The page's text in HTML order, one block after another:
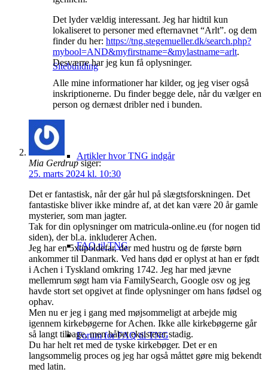
Sitebuilding
Artikler hvor TNG indgår
FAQ til TNG
Forum for FAQ til TNG
Det lyder vældig interessant. Jeg har hidtil kun
lokaliseret to personer med efternavnet “Arlt”. og dem
finder du her: https://tng.stegemueller.dk/search.php?
mybool=AND&myfirstname=&mylastname=arlt.
Desværre har jeg kun få oplysninger.
Alle mine informationer har kilder, og jeg viser også
inskriptionerne. Du finder begge dele, når du vælger en
person og dernæst dribler ned i bunden.
Mia Gerdrup siger:
25. marts 2024 kl. 10:30
Det er fantastisk, når der går hul på slægtsforskningen. Det
fantastiske bliver ikke mindre af, at det kan være 20 år gamle
mysterier, som man jagter.
Tak for din oplysninger om matricula-online.eu (for nogen tid
siden), der bl.a. inkluderer Achen.
Jeg har en 5xtipoldefar, der med hustru og de første børn
ankommer til Danmark. Ved hans død er oplyst at han er født
i Achen i Tyskland omkring 1742. Jeg har med jævne
mellemrum søgt ham via FamilySearch, Google osv og jeg
havde stort set opgivet at finde oplysninger om hans fødsel og
ophav.
Men nu er jeg i gang med møjsommeligt at arbejde mig
igennem kirkebøgerne for Achen. Ikke alle kirkebøgerne går
så langt tilbage, men håbet eksisterer stadig.
Du har helt ret med de tyske kirkebøger. Det er en
langsommelig proces og jeg har også måttet gøre mig bekendt
med latin.